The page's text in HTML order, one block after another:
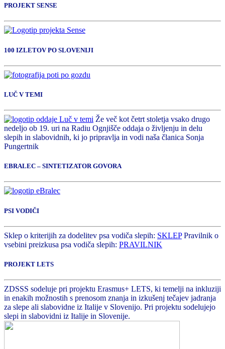
PROJEKT SENSE
100 IZLETOV PO SLOVENIJI
LUČ V TEMI
Že več kot četrt stoletja vsako drugo
nedeljo ob 19. uri na Radiu Ognjišče oddaja o življenju in delu
slepih in slabovidnih, ki jo pripravlja in vodi naša članica Sonja
Pungertnik
EBRALEC – SINTETIZATOR GOVORA
PSI VODIČI
Sklep o kriterijih za dodelitev psa vodiča slepih: SKLEPPravilnik o
vsebini preizkusa psa vodiča slepih: PRAVILNIK
PROJEKT LETS
ZDSSS sodeluje pri projektu Erasmus+ LETS, ki temelji na inkluziji
in enakih možnostih s prenosom znanja in izkušenj tečajev jadranja
za slepe ali slabovidne iz Italije v Slovenijo. Pri projektu sodelujejo
slepi in slabovidni iz Italije in Slovenije.